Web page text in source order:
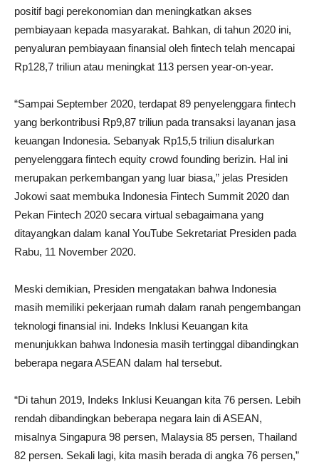
positif bagi perekonomian dan meningkatkan akses
pembiayaan kepada masyarakat. Bahkan, di tahun 2020 ini,
penyaluran pembiayaan finansial oleh fintech telah mencapai
Rp128,7 triliun atau meningkat 113 persen year-on-year.
“Sampai September 2020, terdapat 89 penyelenggara fintech
yang berkontribusi Rp9,87 triliun pada transaksi layanan jasa
keuangan Indonesia. Sebanyak Rp15,5 triliun disalurkan
penyelenggara fintech equity crowd founding berizin. Hal ini
merupakan perkembangan yang luar biasa,” jelas Presiden
Jokowi saat membuka Indonesia Fintech Summit 2020 dan
Pekan Fintech 2020 secara virtual sebagaimana yang
ditayangkan dalam kanal YouTube Sekretariat Presiden pada
Rabu, 11 November 2020.
Meski demikian, Presiden mengatakan bahwa Indonesia
masih memiliki pekerjaan rumah dalam ranah pengembangan
teknologi finansial ini. Indeks Inklusi Keuangan kita
menunjukkan bahwa Indonesia masih tertinggal dibandingkan
beberapa negara ASEAN dalam hal tersebut.
“Di tahun 2019, Indeks Inklusi Keuangan kita 76 persen. Lebih
rendah dibandingkan beberapa negara lain di ASEAN,
misalnya Singapura 98 persen, Malaysia 85 persen, Thailand
82 persen. Sekali lagi, kita masih berada di angka 76 persen,”